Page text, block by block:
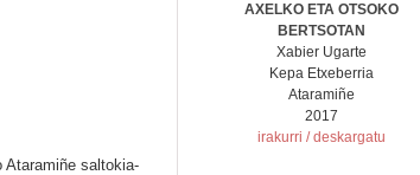
Ataramiñe saltokia-
AXELKO ETA OTSOKO
BERTSOTAN
Xabier Ugarte
Kepa Etxeberria
Ataramiñe
2017
irakurri / deskargatu